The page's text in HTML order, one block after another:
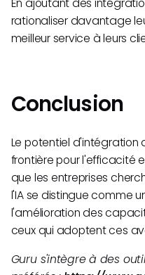
rationaliser davantage
meilleur service à leurs
Conclusion
Le potentiel d'intégration
frontière pour l'efficacité
que les entreprises
l'IA se distingue comme
l'amélioration des
ceux qui adoptent ces
Guru s'intègre à des